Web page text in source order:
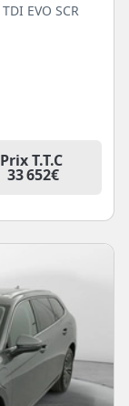
EVO SCR
Prix T.T.C
33 652€